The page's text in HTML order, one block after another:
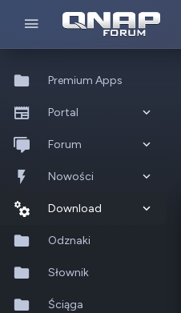
Premium Apps
Portal
Co nowego?
Ostatnia aktywność
Forum
Nowe posty
Popularne
Szukaj na forum
Nowości
Nowe posty
Wszystkie posty
Nowe zasoby
Ostatnia aktywność
Download
Szukaj zasobów
Odznaki
Słownik
Ściąga